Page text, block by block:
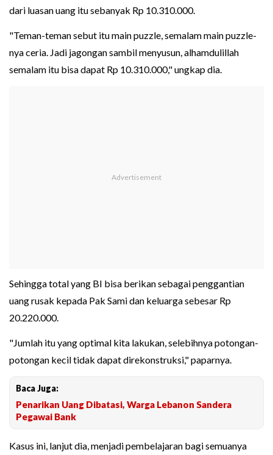
dari luasan uang itu sebanyak Rp 10.310.000.
"Teman-teman sebut itu main puzzle, semalam main puzzle-
nya ceria. Jadi jagongan sambil menyusun, alhamdulillah
semalam itu bisa dapat Rp 10.310.000," ungkap dia.
Sehingga total yang BI bisa berikan sebagai penggantian
uang rusak kepada Pak Sami dan keluarga sebesar Rp
20.220.000.
"Jumlah itu yang optimal kita lakukan, selebihnya potongan-
potongan kecil tidak dapat direkonstruksi," paparnya.
Baca Juga:
Penarikan Uang Dibatasi, Warga Lebanon Sandera
Pegawai Bank
Kasus ini, lanjut dia, menjadi pembelajaran bagi semuanya